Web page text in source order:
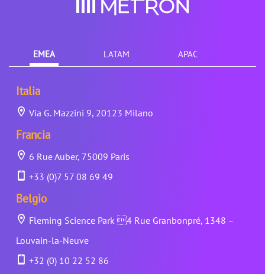
EMEA LATAM APAC
Italia
Via G. Mazzini 9, 20123 Milano
Francia
6 Rue Auber, 75009 Paris
+33 (0)7 57 08 69 49
Belgio
Fleming Science Park 4 Rue Granbonpré, 1348 –
Louvain-la-Neuve
+32 (0) 10 22 52 86